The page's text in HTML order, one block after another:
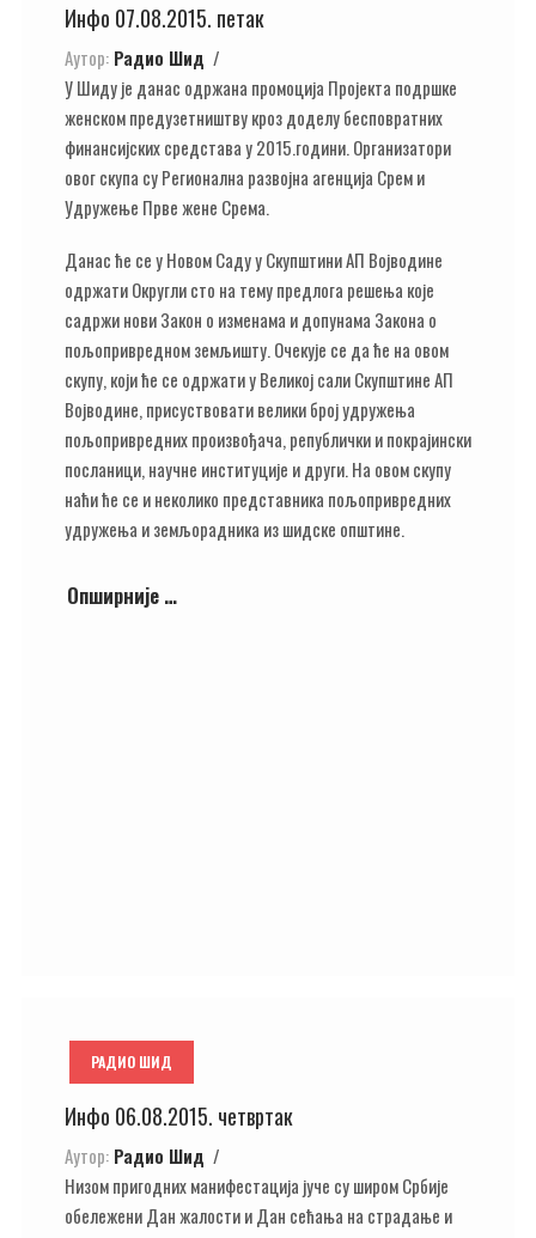
Инфо 07.08.2015. петак
Аутор: Радио Шид
У Шиду је данас одржана промоција Пројекта подршке
женском предузетништву кроз доделу бесповратних
финансијских средстава у 2015.години. Организатори
овог скупа су Регионална развојна агенција Срем и
Удружење Прве жене Срема.
Данас ће се у Новом Саду у Скупштини АП Војводине
одржати Округли сто на тему предлога решења које
садржи нови Закон о изменама и допунама Закона о
пољопривредном земљишту. Очекује се да ће на овом
скупу, који ће се одржати у Великој сали Скупштине АП
Војводине, присуствовати велики број удружења
пољопривредних произвођача, републички и покрајински
посланици, научне институције и други. На овом скупу
наћи ће се и неколико представника пољопривредних
удружења и земљорадника из шидске општине.
Опширније …
РАДИО ШИД
Инфо 06.08.2015. четвртак
Аутор: Радио Шид
Низом пригодних манифестација јуче су широм Србије
обележени Дан жалости и Дан сећања на страдање и